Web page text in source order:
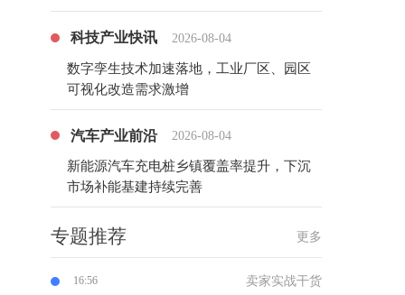
科技产业快讯 2026-08-04
数字孪生技术加速落地，工业厂区、园区
可视化改造需求激增
汽车产业前沿 2026-08-04
新能源汽车充电桩乡镇覆盖率提升，下沉
市场补能基建持续完善
专题推荐 更多
16:56 卖家实战干货